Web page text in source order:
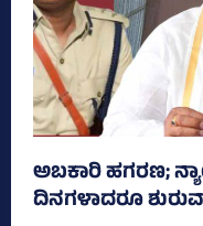
ಅಬಕಾರಿ ಹಗರಣ;
ದಿನಗಳಾದರೂ